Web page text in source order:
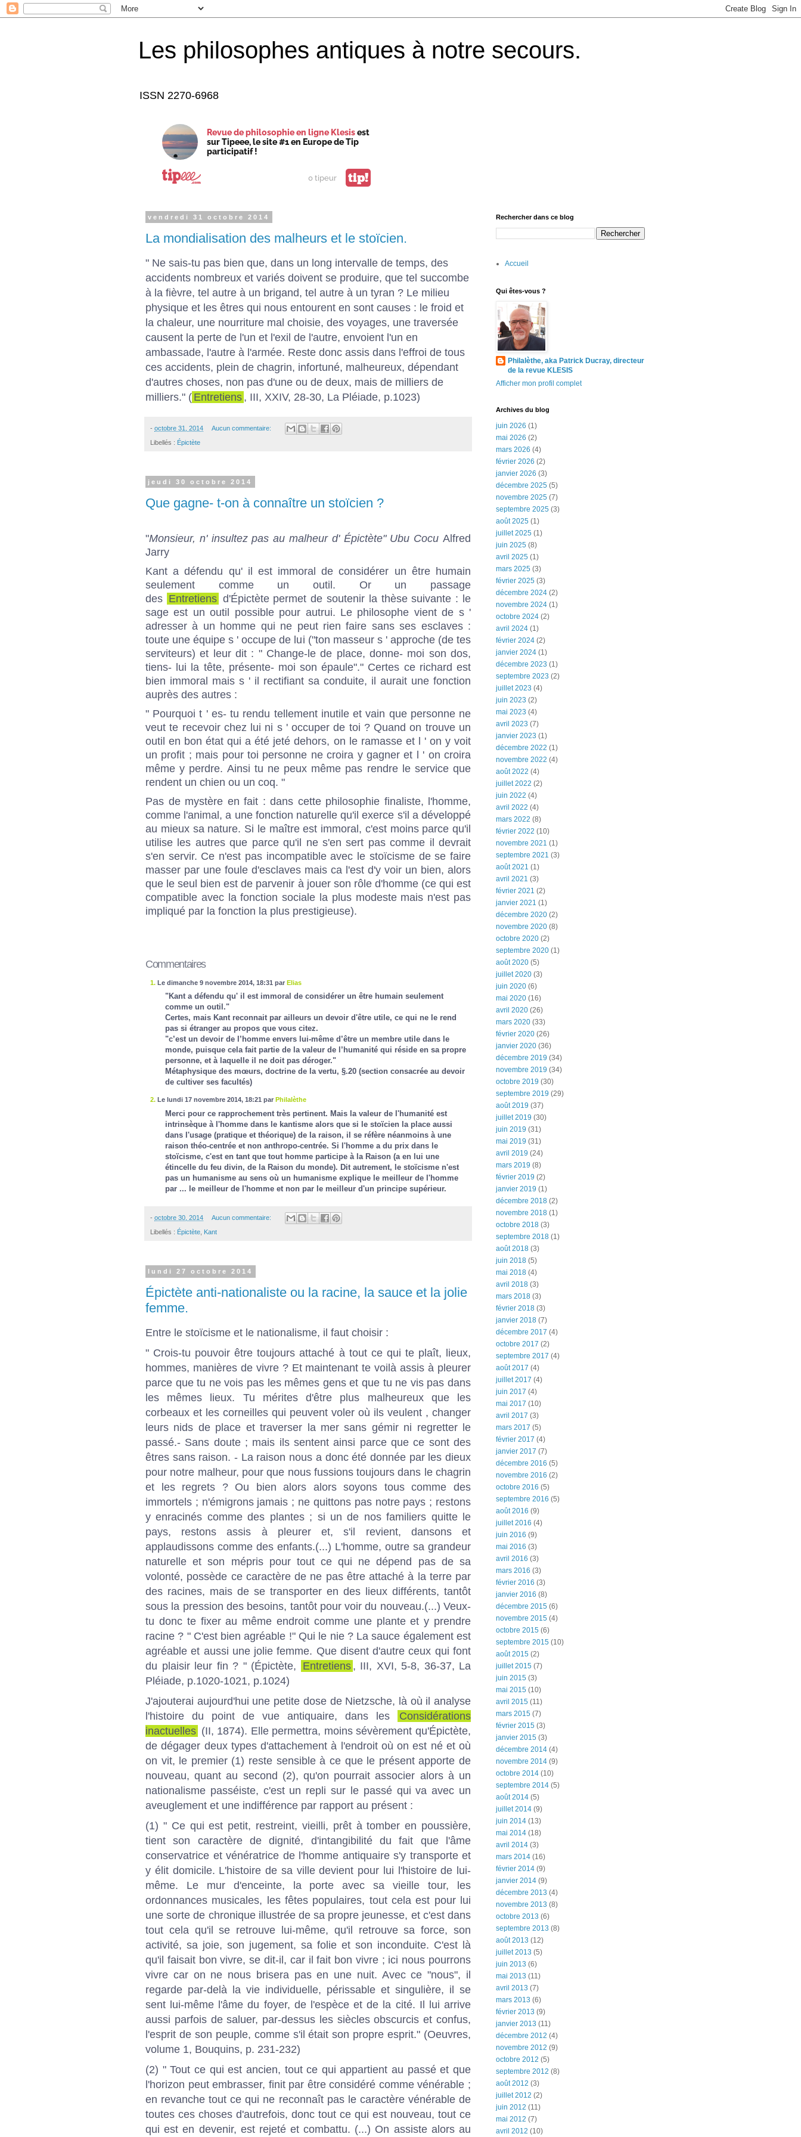
Les philosophes antiques à notre secours.
ISSN 2270-6968
Revue de philosophie en ligne Klesisest
sur Tipeee, le site #1 en Europe de Tip
participatif !
0 tipeur tip!
vendredi 31 octobre 2014
La mondialisation des malheurs et le stoïcien.
" Ne sais-tu pas bien que, dans un long intervalle de temps, des
accidents nombreux et variés doivent se produire, que tel succombe
à la fièvre, tel autre à un brigand, tel autre à un tyran ? Le milieu
physique et les êtres qui nous entourent en sont causes : le froid et
la chaleur, une nourriture mal choisie, des voyages, une traversée
causent la perte de l'un et l'exil de l'autre, envoient l'un en
ambassade, l'autre à l'armée. Reste donc assis dans l'effroi de tous
ces accidents, plein de chagrin, infortuné, malheureux, dépendant
d'autres choses, non pas d'une ou de deux, mais de milliers de
milliers." ( Entretiens , III, XXIV, 28-30, La Pléiade, p.1023)
- octobre 31, 2014 Aucun commentaire:
Libellés : Épictète
jeudi 30 octobre 2014
Que gagne- t-on à connaître un stoïcien ?
"Monsieur, n' insultez pas au malheur d' Épictète" Ubu Cocu Alfred
Jarry
Kant a défendu qu' il est immoral de considérer un être humain
seulement comme un outil. Or un passage
des Entretiens d'Épictète permet de soutenir la thèse suivante : le
sage est un outil possible pour autrui. Le philosophe vient de s '
adresser à un homme qui ne peut rien faire sans ses esclaves :
toute une équipe s ' occupe de lui ("ton masseur s ' approche (de tes
serviteurs) et leur dit : " Change-le de place, donne- moi son dos,
tiens- lui la tête, présente- moi son épaule"." Certes ce richard est
bien immoral mais s ' il rectifiant sa conduite, il aurait une fonction
auprès des autres :
" Pourquoi t ' es- tu rendu tellement inutile et vain que personne ne
veut te recevoir chez lui ni s ' occuper de toi ? Quand on trouve un
outil en bon état qui a été jeté dehors, on le ramasse et l ' on y voit
un profit ; mais pour toi personne ne croira y gagner et l ' on croira
même y perdre. Ainsi tu ne peux même pas rendre le service que
rendent un chien ou un coq. "
Pas de mystère en fait : dans cette philosophie finaliste, l'homme,
comme l'animal, a une fonction naturelle qu'il exerce s'il a développé
au mieux sa nature. Si le maître est immoral, c'est moins parce qu'il
utilise les autres que parce qu'il ne s'en sert pas comme il devrait
s'en servir. Ce n'est pas incompatible avec le stoïcisme de se faire
masser par une foule d'esclaves mais ca l'est d'y voir un bien, alors
que le seul bien est de parvenir à jouer son rôle d'homme (ce qui est
compatible avec la fonction sociale la plus modeste mais n'est pas
impliqué par la fonction la plus prestigieuse).
Commentaires
1. Le dimanche 9 novembre 2014, 18:31 par Elias
"Kant a défendu qu' il est immoral de considérer un être humain seulement
comme un outil."
Certes, mais Kant reconnait par ailleurs un devoir d'être utile, ce qui ne le rend
pas si étranger au propos que vous citez.
"c’est un devoir de l’homme envers lui-même d’être un membre utile dans le
monde, puisque cela fait partie de la valeur de l’humanité qui réside en sa propre
personne, et à laquelle il ne doit pas déroger."
Métaphysique des mœurs, doctrine de la vertu, §.20 (section consacrée au devoir
de cultiver ses facultés)
2. Le lundi 17 novembre 2014, 18:21 par Philalèthe
Merci pour ce rapprochement très pertinent. Mais la valeur de l'humanité est
intrinsèque à l'homme dans le kantisme alors que si le stoïcien la place aussi
dans l'usage (pratique et théorique) de la raison, il se réfère néanmoins à une
raison théo-centrée et non anthropo-centrée. Si l'homme a du prix dans le
stoïcisme, c'est en tant que tout homme participe à la Raison (a en lui une
étincelle du feu divin, de la Raison du monde). Dit autrement, le stoïcisme n'est
pas un humanisme au sens où un humanisme explique le meilleur de l'homme
par ... le meilleur de l'homme et non par le meilleur d'un principe supérieur.
- octobre 30, 2014 Aucun commentaire:
Libellés : Épictète Kant
lundi 27 octobre 2014
Épictète anti-nationaliste ou la racine, la sauce et la jolie
femme.
Entre le stoïcisme et le nationalisme, il faut choisir :
" Crois-tu pouvoir être toujours attaché à tout ce qui te plaît, lieux,
hommes, manières de vivre ? Et maintenant te voilà assis à pleurer
parce que tu ne vois pas les mêmes gens et que tu ne vis pas dans
les mêmes lieux. Tu mérites d'être plus malheureux que les
corbeaux et les corneilles qui peuvent voler où ils veulent , changer
leurs nids de place et traverser la mer sans gémir ni regretter le
passé.- Sans doute ; mais ils sentent ainsi parce que ce sont des
êtres sans raison. - La raison nous a donc été donnée par les dieux
pour notre malheur, pour que nous fussions toujours dans le chagrin
et les regrets ? Ou bien alors alors soyons tous comme des
immortels ; n'émigrons jamais ; ne quittons pas notre pays ; restons
y enracinés comme des plantes ; si un de nos familiers quitte le
pays, restons assis à pleurer et, s'il revient, dansons et
applaudissons comme des enfants.(...) L'homme, outre sa grandeur
naturelle et son mépris pour tout ce qui ne dépend pas de sa
volonté, possède ce caractère de ne pas être attaché à la terre par
des racines, mais de se transporter en des lieux différents, tantôt
sous la pression des besoins, tantôt pour voir du nouveau.(...) Veux-
tu donc te fixer au même endroit comme une plante et y prendre
racine ? " C'est bien agréable !" Qui le nie ? La sauce également est
agréable et aussi une jolie femme. Que disent d'autre ceux qui font
du plaisir leur fin ? " (Épictète,
Entretiens , III, XVI, 5-8, 36-37, La
Pléiade, p.1020-1021, p.1024)
J'ajouterai aujourd'hui une petite dose de Nietzsche, là où il analyse
l'histoire du point de vue antiquaire, dans les
Considérations
inactuelles (II, 1874). Elle permettra, moins sévèrement qu'Épictète,
de dégager deux types d'attachement à l'endroit où on est né et où
on vit, le premier (1) reste sensible à ce que le présent apporte de
nouveau, quant au second (2), qu'on pourrait associer alors à un
nationalisme passéiste, c'est un repli sur le passé qui va avec un
aveuglement et une indifférence par rapport au présent :
(1) " Ce qui est petit, restreint, vieilli, prêt à tomber en poussière,
tient son caractère de dignité, d'intangibilité du fait que l'âme
conservatrice et vénératrice de l'homme antiquaire s'y transporte et
y élit domicile. L'histoire de sa ville devient pour lui l'histoire de lui-
même. Le mur d'enceinte, la porte avec sa vieille tour, les
ordonnances musicales, les fêtes populaires, tout cela est pour lui
une sorte de chronique illustrée de sa propre jeunesse, et c'est dans
tout cela qu'il se retrouve lui-même, qu'il retrouve sa force, son
activité, sa joie, son jugement, sa folie et son inconduite. C'est là
qu'il faisait bon vivre, se dit-il, car il fait bon vivre ; ici nous pourrons
vivre car on ne nous brisera pas en une nuit. Avec ce "nous", il
regarde par-delà la vie individuelle, périssable et singulière, il se
sent lui-même l'âme du foyer, de l'espèce et de la cité. Il lui arrive
aussi parfois de saluer, par-dessus les siècles obscurcis et confus,
l'esprit de son peuple, comme s'il était son propre esprit." (Oeuvres,
volume 1, Bouquins, p. 231-232)
(2) " Tout ce qui est ancien, tout ce qui appartient au passé et que
l'horizon peut embrasser, finit par être considéré comme vénérable ;
en revanche tout ce qui ne reconnaît pas le caractère vénérable de
toutes ces choses d'autrefois, donc tout ce qui est nouveau, tout ce
qui est en devenir, est rejeté et combattu. (...) On assiste alors au
Rechercher dans ce blog
Accueil
Qui êtes-vous ?
Philalèthe, aka Patrick Ducray, directeur
de la revue KLESIS
Afficher mon profil complet
Archives du blog
juin 2026 (1)
mai 2026 (2)
mars 2026 (4)
février 2026 (2)
janvier 2026 (3)
décembre 2025 (5)
novembre 2025 (7)
septembre 2025 (3)
août 2025 (1)
juillet 2025 (1)
juin 2025 (8)
avril 2025 (1)
mars 2025 (3)
février 2025 (3)
décembre 2024 (2)
novembre 2024 (1)
octobre 2024 (2)
avril 2024 (1)
février 2024 (2)
janvier 2024 (1)
décembre 2023 (1)
septembre 2023 (2)
juillet 2023 (4)
juin 2023 (2)
mai 2023 (4)
avril 2023 (7)
janvier 2023 (1)
décembre 2022 (1)
novembre 2022 (4)
août 2022 (4)
juillet 2022 (2)
juin 2022 (4)
avril 2022 (4)
mars 2022 (8)
février 2022 (10)
novembre 2021 (1)
septembre 2021 (3)
août 2021 (1)
avril 2021 (3)
février 2021 (2)
janvier 2021 (1)
décembre 2020 (2)
novembre 2020 (8)
octobre 2020 (2)
septembre 2020 (1)
août 2020 (5)
juillet 2020 (3)
juin 2020 (6)
mai 2020 (16)
avril 2020 (26)
mars 2020 (33)
février 2020 (26)
janvier 2020 (36)
décembre 2019 (34)
novembre 2019 (34)
octobre 2019 (30)
septembre 2019 (29)
août 2019 (37)
juillet 2019 (30)
juin 2019 (31)
mai 2019 (31)
avril 2019 (24)
mars 2019 (8)
février 2019 (2)
janvier 2019 (1)
décembre 2018 (2)
novembre 2018 (1)
octobre 2018 (3)
septembre 2018 (1)
août 2018 (3)
juin 2018 (5)
mai 2018 (4)
avril 2018 (3)
mars 2018 (3)
février 2018 (3)
janvier 2018 (7)
décembre 2017 (4)
octobre 2017 (2)
septembre 2017 (4)
août 2017 (4)
juillet 2017 (4)
juin 2017 (4)
mai 2017 (10)
avril 2017 (3)
mars 2017 (5)
février 2017 (4)
janvier 2017 (7)
décembre 2016 (5)
novembre 2016 (2)
octobre 2016 (5)
septembre 2016 (5)
août 2016 (9)
juillet 2016 (4)
juin 2016 (9)
mai 2016 (3)
avril 2016 (3)
mars 2016 (3)
février 2016 (3)
janvier 2016 (8)
décembre 2015 (6)
novembre 2015 (4)
octobre 2015 (6)
septembre 2015 (10)
août 2015 (2)
juillet 2015 (7)
juin 2015 (3)
mai 2015 (10)
avril 2015 (11)
mars 2015 (7)
février 2015 (3)
janvier 2015 (3)
décembre 2014 (4)
novembre 2014 (9)
octobre 2014 (10)
septembre 2014 (5)
août 2014 (5)
juillet 2014 (9)
juin 2014 (13)
mai 2014 (18)
avril 2014 (3)
mars 2014 (16)
février 2014 (9)
janvier 2014 (9)
décembre 2013 (4)
novembre 2013 (8)
octobre 2013 (6)
septembre 2013 (8)
août 2013 (12)
juillet 2013 (5)
juin 2013 (6)
mai 2013 (11)
avril 2013 (7)
mars 2013 (6)
février 2013 (9)
janvier 2013 (11)
décembre 2012 (4)
novembre 2012 (9)
octobre 2012 (5)
septembre 2012 (8)
août 2012 (3)
juillet 2012 (2)
juin 2012 (11)
mai 2012 (7)
avril 2012 (10)